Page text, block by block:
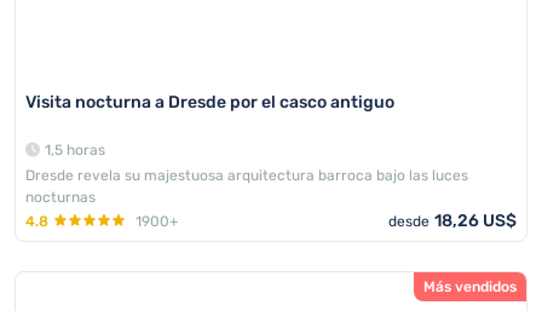
Visita nocturna a Dresde por el casco antiguo
1,5 horas
Dresde revela su majestuosa arquitectura barroca bajo las luces
nocturnas
4.8
1900+ desde 18,26 US$
Más vendidos